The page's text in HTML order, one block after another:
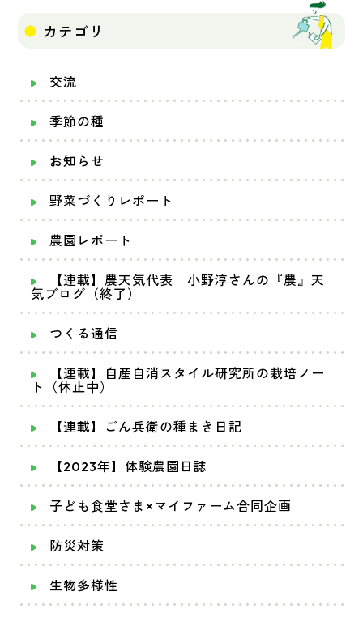
カテゴリ
交流
季節の種
お知らせ
野菜づくりレポート
農園レポート
【連載】農天気代表 小野淳さんの『農』天
気ブログ（終了）
つくる通信
【連載】自産自消スタイル研究所の栽培ノー
ト（休止中）
【連載】ごん兵衛の種まき日記
【2023年】体験農園日誌
子ども食堂さま×マイファーム合同企画
防災対策
生物多様性